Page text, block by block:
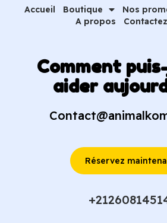
Accueil Boutique Nos
A propos
Comment
aider
Réservez